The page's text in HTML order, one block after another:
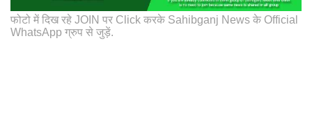
फोटो में दिख रहे JOIN पर Click करके Sahibganj News के Official
WhatsApp ग्रुप से जुड़ें.